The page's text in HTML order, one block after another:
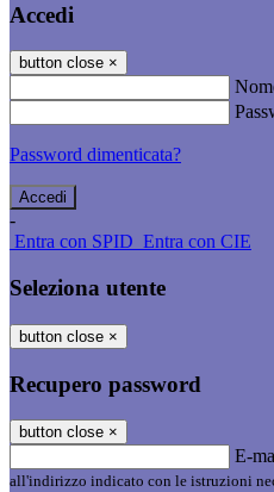
Accedi
button close ×
Password dimenticata?
-
Entra con SPID Entra con CIE
Seleziona utente
button close ×
Recupero password
button close ×
E-
all'indirizzo indicato con le istruzioni